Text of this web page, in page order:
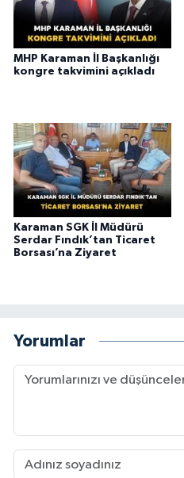
MHP Karaman İl Başkanlığı
kongre takvimini açıkladı
Karaman SGK İl Müdürü
Serdar Fındık’tan Ticaret
Borsası’na Ziyaret
Yorumlar